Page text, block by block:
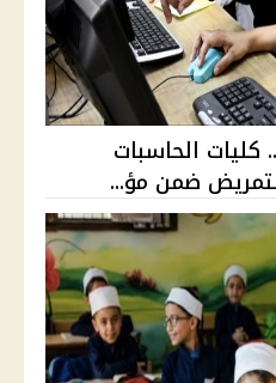
تنسيق الجامعات 2026.. كليات الحاسبات
ضمن مؤ...